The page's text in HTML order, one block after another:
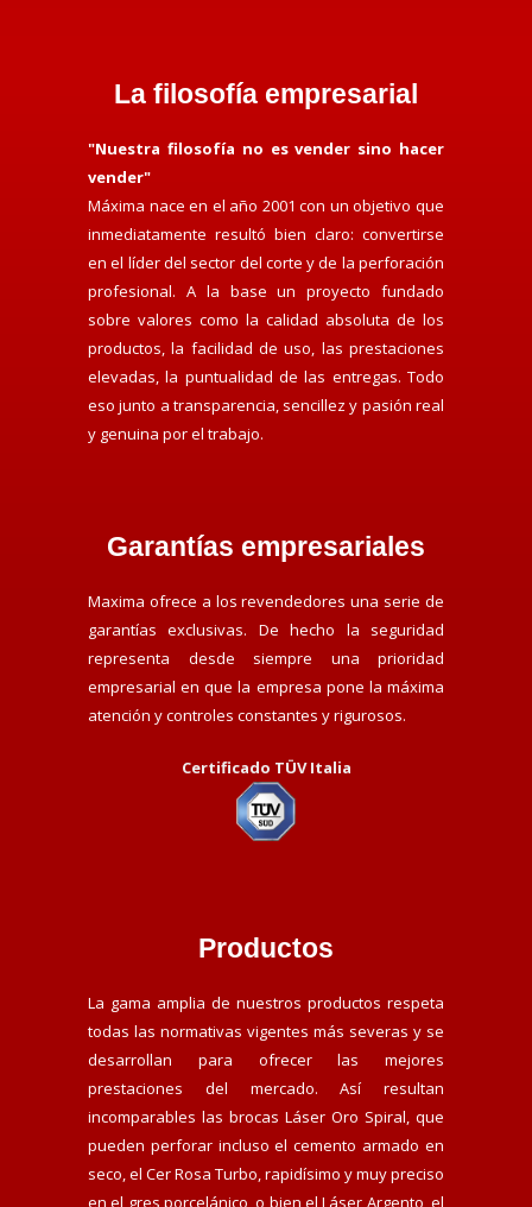
La filosofía empresarial
"Nuestra filosofía no es vender sino hacer
vender"
Máxima nace en el año 2001 con un objetivo que
inmediatamente resultó bien claro: convertirse
en el líder del sector del corte y de la perforación
profesional. A la base un proyecto fundado
sobre valores como la calidad absoluta de los
productos, la facilidad de uso, las prestaciones
elevadas, la puntualidad de las entregas. Todo
eso junto a transparencia, sencillez y pasión real
y genuina por el trabajo.
Garantías empresariales
Maxima ofrece a los revendedores una serie de
garantías exclusivas. De hecho la seguridad
representa desde siempre una prioridad
empresarial en que la empresa pone la máxima
atención y controles constantes y rigurosos.
Certificado TÜV Italia
Productos
La gama amplia de nuestros productos respeta
todas las normativas vigentes más severas y se
desarrollan para ofrecer las mejores
prestaciones del mercado. Así resultan
incomparables las brocas Láser Oro Spiral, que
pueden perforar incluso el cemento armado en
seco, el Cer Rosa Turbo, rapidísimo y muy preciso
en el gres porcelánico, o bien el Láser Argento, el